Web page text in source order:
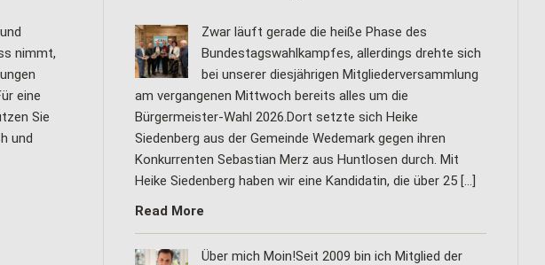
nimmt,
eine
Sie
und
Zwar läuft gerade die heiße Phase des
Bundestagswahlkampfes, allerdings drehte sich
bei unserer diesjährigen Mitgliederversammlung
am vergangenen Mittwoch bereits alles um die
Bürgermeister-Wahl 2026.Dort setzte sich Heike
Siedenberg aus der Gemeinde Wedemark gegen ihren
Konkurrenten Sebastian Merz aus Huntlosen durch. Mit
Heike Siedenberg haben wir eine Kandidatin, die über 25 […]
Read More
Über mich Moin!Seit 2009 bin ich Mitglied der